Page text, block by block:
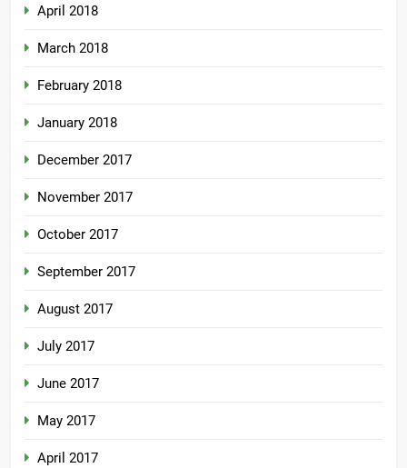
April 2018
March 2018
February 2018
January 2018
December 2017
November 2017
October 2017
September 2017
August 2017
July 2017
June 2017
May 2017
April 2017